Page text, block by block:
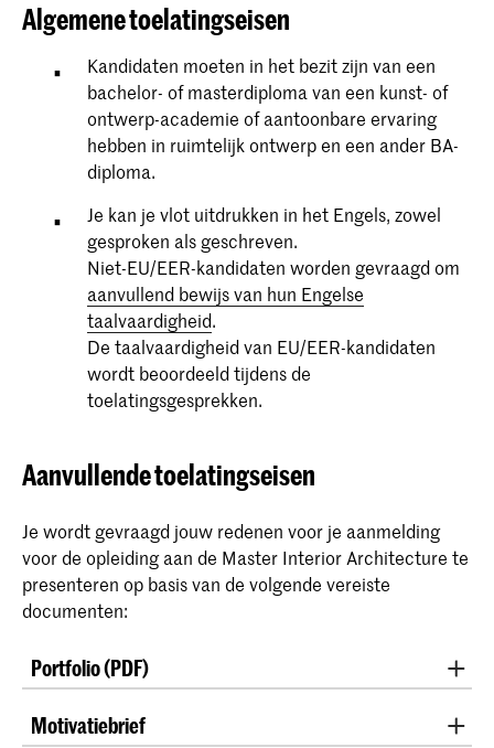
Algemene toelatingseisen
Kandidaten moeten in het bezit zijn van een
bachelor- of masterdiploma van een kunst- of
ontwerp-academie of aantoonbare ervaring
hebben in ruimtelijk ontwerp en een ander BA-
diploma.
Je kan je vlot uitdrukken in het Engels, zowel
gesproken als geschreven.
Niet-EU/EER-kandidaten worden gevraagd om
aanvullend bewijs van hun Engelse
taalvaardigheid.
De taalvaardigheid van EU/EER-kandidaten
wordt beoordeeld tijdens de
toelatingsgesprekken.
Aanvullende toelatingseisen
Je wordt gevraagd jouw redenen voor je aanmelding
voor de opleiding aan de Master Interior Architecture te
presenteren op basis van de volgende vereiste
documenten:
Portfolio (PDF)
ideeën en vaardigheden die relevant zijn voor een
Motivatiebrief